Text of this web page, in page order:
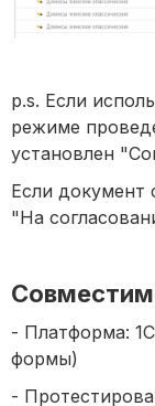
p.s. Если
режиме
установлен
Если документ
"На
- Платформа:
формы)
-